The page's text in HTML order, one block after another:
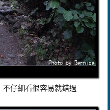
不仔細看很容易就錯過